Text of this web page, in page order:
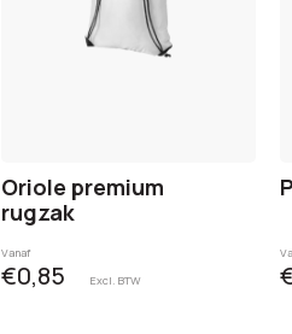
Oriole premium
rugzak
Vanaf
€0,85 Excl. BTW